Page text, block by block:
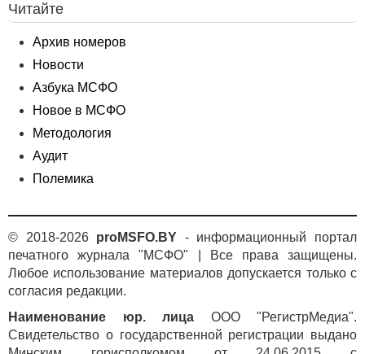
Читайте
Архив номеров
Новости
Азбука МСФО
Новое в МСФО
Методология
Аудит
Полемика
© 2018-2026 proMSFO.BY - информационный портал
печатного журнала "МСФО" | Все права защищены.
Любое использование материалов допускается только с
согласия редакции.
Наименование юр. лица ООО "РегистрМедиа".
Свидетельство о государственной регистрации выдано